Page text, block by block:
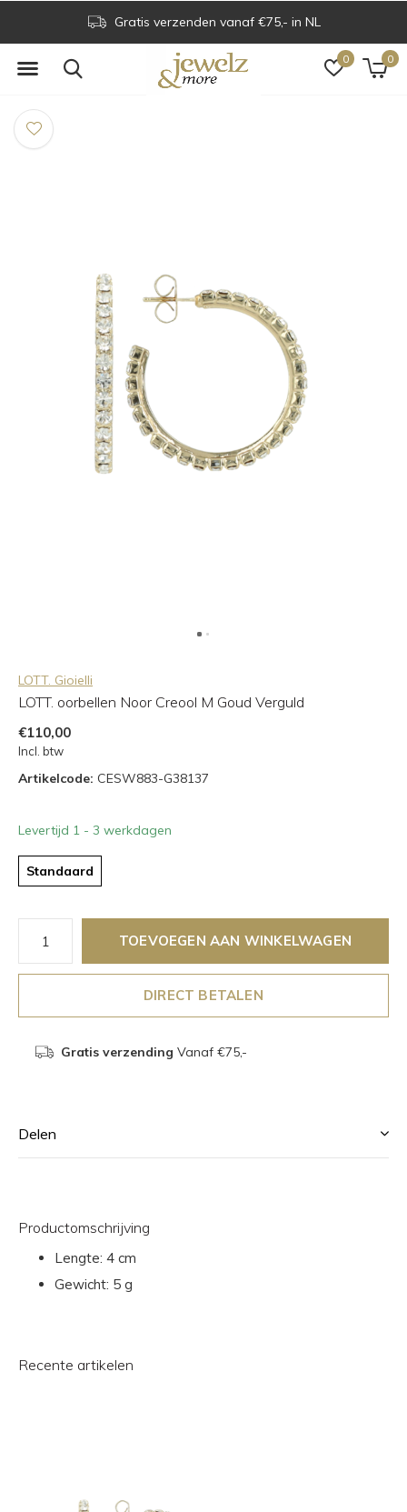
0 0
Gratis verzenden vanaf €75,- in NL
LOTT. Gioielli
LOTT. oorbellen Noor Creool M Goud Verguld
€110,00
Incl. btw
Artikelcode: CESW883-G38137
Levertijd 1 - 3 werkdagen
Standaard
TOEVOEGEN AAN WINKELWAGEN
DIRECT BETALEN
Gratis verzending Vanaf €75,-
Delen
Productomschrijving
Lengte: 4 cm
Gewicht: 5 g
Recente artikelen